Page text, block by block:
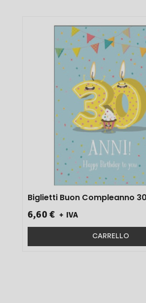
Biglietti Buon Compleanno
6,60 € + IVA
CARRELLO